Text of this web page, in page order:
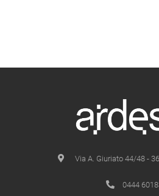
Via A. Giuriato 44/48 -
0444